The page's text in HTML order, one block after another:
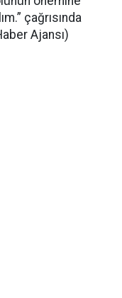
çağrısında
Ajansı)